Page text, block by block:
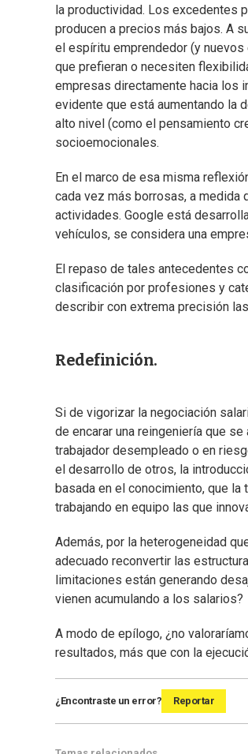
la productividad. Los excedentes
producen a precios más bajos. A
el espíritu emprendedor (y
que prefieran o necesiten
empresas directamente hacia los
evidente que está aumentando la
alto nivel (como el pensamiento
socioemocionales.
En el marco de esa misma
cada vez más borrosas, a
actividades. Google está
vehículos, se considera una
El repaso de tales antecedentes
clasificación por profesiones y
describir con extrema precisión
Redefinición.
Si de vigorizar la negociación
de encarar una reingeniería que
trabajador desempleado o en
el desarrollo de otros, la
basada en el conocimiento, que
trabajando en equipo las que
Además, por la heterogeneidad
adecuado reconvertir las
limitaciones están generando
vienen acumulando a los salarios?
A modo de epílogo, ¿no
resultados, más que con la
¿Encontraste un error? Reportar